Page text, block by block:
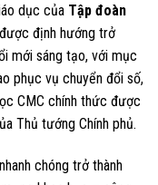
dục của Tập đoàn
được định hướng trở
mới sáng tạo, với mục
phục vụ chuyển đổi số,
CMC chính thức được
Thủ tướng Chính phủ.
chóng trở thành